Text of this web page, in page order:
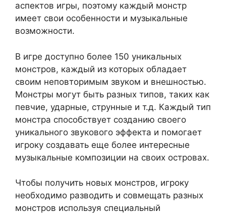
аспектов игры, поэтому каждый монстр
имеет свои особенности и музыкальные
возможности.
В игре доступно более 150 уникальных
монстров, каждый из которых обладает
своим неповторимым звуком и внешностью.
Монстры могут быть разных типов, таких как
певчие, ударные, струнные и т.д. Каждый тип
монстра способствует созданию своего
уникального звукового эффекта и помогает
игроку создавать еще более интересные
музыкальные композиции на своих островах.
Чтобы получить новых монстров, игроку
необходимо разводить и совмещать разных
монстров используя специальный